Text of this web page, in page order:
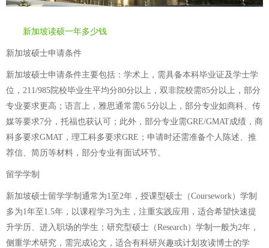
新加坡读硕一年多少钱
新加坡硕士申请条件
新加坡硕士申请条件主要包括：学术上，需具备本科毕业证及学士学
位，211/985院校毕业生平均分80分以上，双非院校需85分以上，部分
专业要求更高；语言上，雅思通常需6.5分以上，部分专业如商科、传
媒等要求7分，托福也获认可；此外，部分专业需GRE/GMAT成绩，商
科多要求GMAT，理工科多要求GRE；申请时还需准备个人陈述、推
荐信、简历等材料，部分专业有面试环节。
留学学制
新加坡硕士留学学制通常为1至2年，授课型硕士（Coursework）学制
多为1年至1.5年，以课程学习为主，注重实践应用，适合希望快速提
升学历、进入职场的学生；研究型硕士（Research）学制一般为2年，
侧重学术研究，需完成论文，适合有科研兴趣或计划攻读博士的学